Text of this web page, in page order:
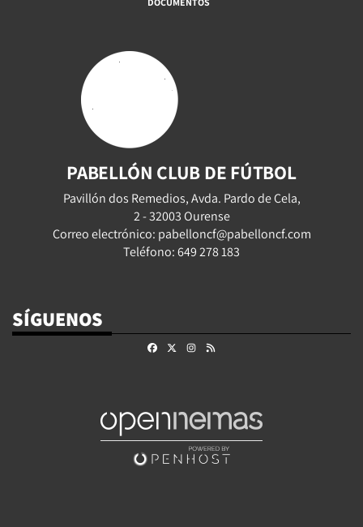
PABELLÓN CLUB DE FÚTBOL
Pavillón dos Remedios, Avda. Pardo de Cela,
2 - 32003 Ourense
Correo electrónico: pabelloncf@pabelloncf.com
Teléfono: 649 278 183
SÍGUENOS
FacebookInstagram